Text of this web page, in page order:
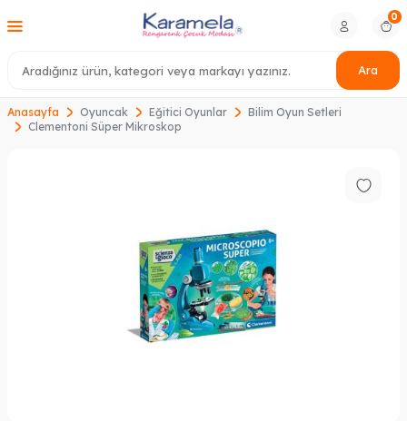
Ara
0
Anasayfa Oyuncak Eğitici Oyunlar
Bilim Oyun Setleri
Clementoni Süper Mikroskop